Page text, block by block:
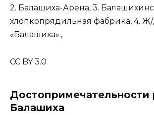
2. Балашиха-Арена, 3.
хлопкопрядильная фабрика, 4.
«Балашиха».,
CC BY 3.0
Достопримечательности
Балашиха